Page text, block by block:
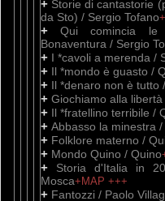
+ Storie di cantastorie
da Sto) / Sergio Tofano
+Qui comincia le
Bonaventura / Sergio
+ I *cavoli a merenda /
+ Il *mondo è guasto /
+ Il *denaro non è tutto
+ Giochiamo alla libertà
+ Il *fratellino terribile /
+ Abbasso la minestra /
+ Folklore materno /
+ Mondo Quino / Quino
+ Storia d'Italia in
Mosca+MAP +++
+ Fantozzi / Paolo